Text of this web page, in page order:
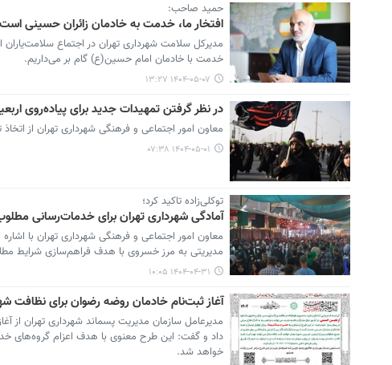
حمید صاحب:
افتخار ما، خدمت به خادمان زائران حسینی است
مدیرکل سلامت شهرداری تهران در اجتماع
خدمت با خادمان امام حسین‌(ع) گام بر می‌داریم.
۱۴۰۴-۰۵-۰۷ ۱۳:۲۷
در نظر گرفتن تمهیدات جدید برای پیاده‌روی
معاون امور اجتماعی و فرهنگی شهرداری تهران از
۱۴۰۴-۰۵-۰۱ ۰۷:۳۸
توکلی‌زاده تاکید کرد؛
آمادگی شهرداری تهران برای خدمات‌رسانی
معاون امور اجتماعی و فرهنگی شهرداری تهران با
مدیریتی به مرز خسروی با هدف فراهم‌سازی شرایط
۱۴۰۴-۰۴-۳۱ ۱۰:۰۵
آغاز ثبت‌نام خادمان روضه رضوان برای نظافت
مدیرعامل سازمان مدیریت پسماند شهرداری تهران
داد و گفت: این طرح معنوی با هدف اعزام گروه‌های
خواهد شد.